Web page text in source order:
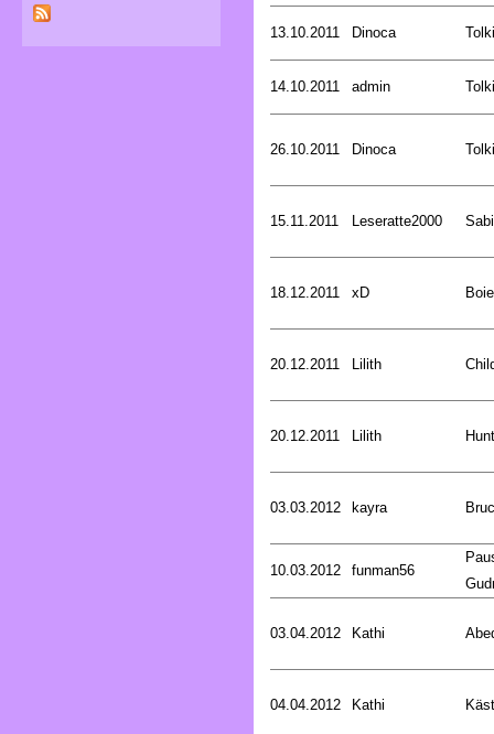
13.10.2011 Dinoca
14.10.2011 admin
26.10.2011 Dinoca
15.11.2011 Leseratte2000
18.12.2011 xD
20.12.2011 Lilith
20.12.2011 Lilith
03.03.2012 kayra
10.03.2012 funman56
03.04.2012 Kathi
04.04.2012 Kathi